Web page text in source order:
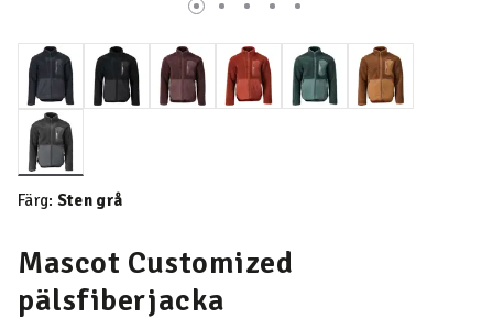
Mascot Customized
pälsfiberjacka
Valda
Färg: Sten grå